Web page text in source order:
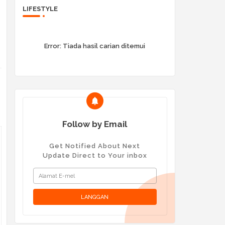
LIFESTYLE
Error: Tiada hasil carian ditemui
Follow by Email
Get Notified About Next
Update Direct to Your inbox